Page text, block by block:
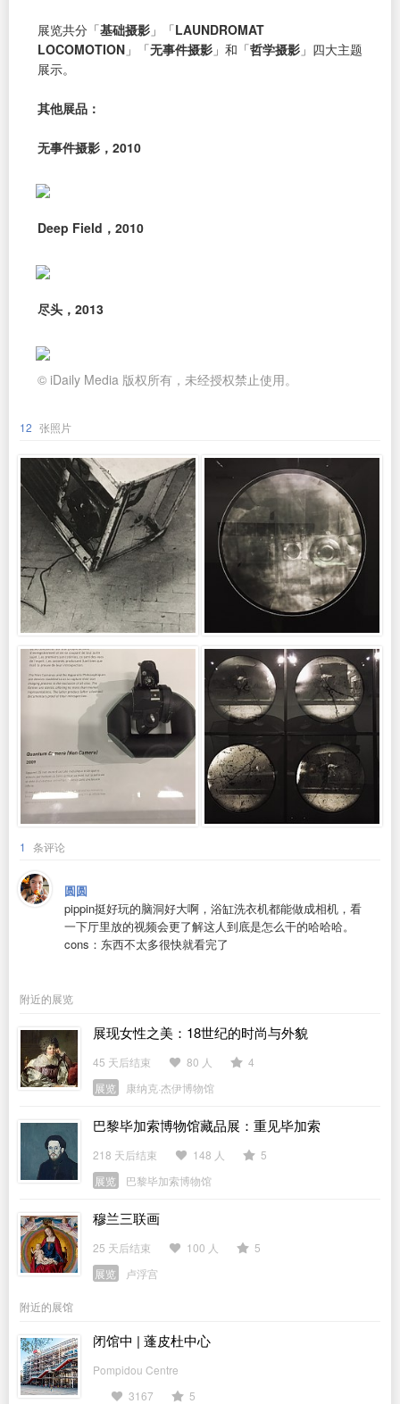
展览共分「基础摄影 」「LAUNDROMAT
LOCOMOTION 」「无事件摄影 」和「哲学摄影 」四大主题
展示。
其他展品：
无事件摄影，2010
Deep Field，2010
尽头，2013
© iDaily Media 版权所有，未经授权禁止使用。
12 张照片
1 条评论
圆圆
pippin挺好玩的脑洞好大啊，浴缸洗衣机都能做成相机，看
一下厅里放的视频会更了解这人到底是怎么干的哈哈哈。
cons：东西不太多很快就看完了
附近的展览
展现女性之美：18世纪的时尚与外貌
45 天后结束 80 人
4
展览
康纳克·杰伊博物馆
巴黎毕加索博物馆藏品展：重见毕加索
218 天后结束 148 人
5
展览
巴黎毕加索博物馆
穆兰三联画
25 天后结束 100 人
5
展览
卢浮宫
附近的展馆
闭馆中 | 蓬皮杜中心
Pompidou Centre
3167
5